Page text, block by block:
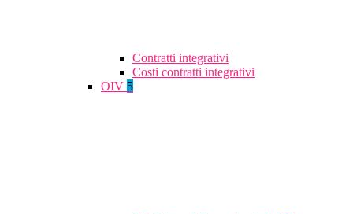
Contratti integrativi
Costi contratti integrativi
OIV 5